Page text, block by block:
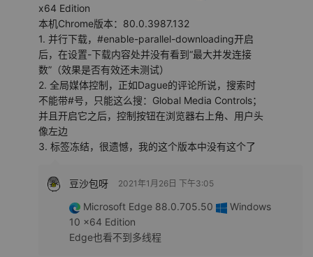
x64 Edition
本机Chrome版本：80.0.3987.132
1. 并行下载，#enable-parallel-downloading开启
后，在设置-下载内容处并没有看到“最大并发连接
数”（效果是否有效还未测试）
2. 全局媒体控制，正如Dague的评论所说，搜索时
不能带#号，只能这么搜：Global Media Controls；
并且开启它之后，控制按钮在浏览器右上角、用户头
像左边
3. 标签冻结，很遗憾，我的这个版本中没有这个了
豆沙包呀 2021年1月26日 下午3:05
Microsoft Edge 88.0.705.50
Windows
10 x64 Edition
Edge也看不到多线程